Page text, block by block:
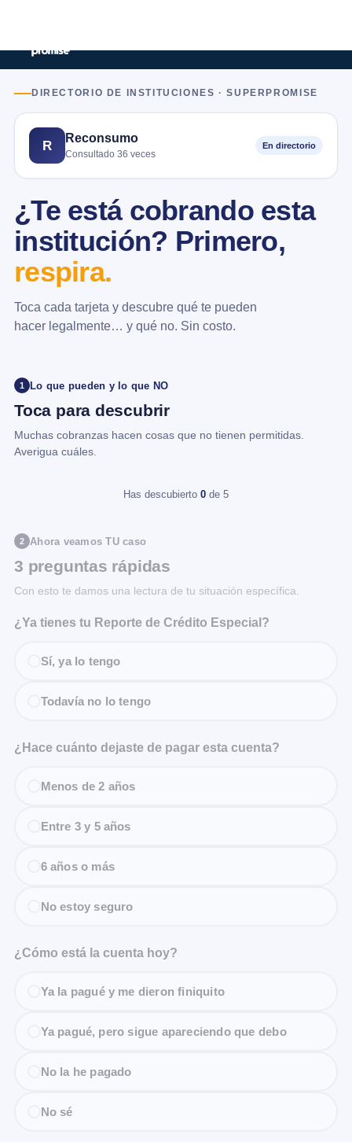
DIRECTORIO DE INSTITUCIONES · SUPERPROMISE
R
Reconsumo
Consultado 36 veces
En directorio
¿Te está cobrando esta
institución? Primero,
respira.
Toca cada tarjeta y descubre qué te pueden
hacer legalmente… y qué no. Sin costo.
1 Lo que pueden y lo que NO
Toca para descubrir
Muchas cobranzas hacen cosas que no tienen permitidas.
Averigua cuáles.
Has descubierto 0 de 5
2 Ahora veamos TU caso
3 preguntas rápidas
Con esto te damos una lectura de tu situación específica.
¿Ya tienes tu Reporte de Crédito Especial?
Sí, ya lo tengo
Todavía no lo tengo
¿Hace cuánto dejaste de pagar esta cuenta?
Menos de 2 años
Entre 3 y 5 años
6 años o más
No estoy seguro
¿Cómo está la cuenta hoy?
Ya la pagué y me dieron finiquito
Ya pagué, pero sigue apareciendo que debo
No la he pagado
No sé